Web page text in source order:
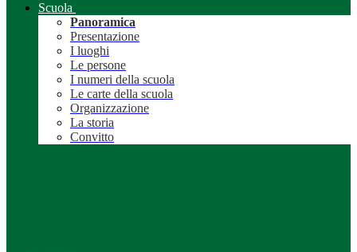
Scuola
Panoramica
Presentazione
I luoghi
Le persone
I numeri della scuola
Le carte della scuola
Organizzazione
La storia
Convitto